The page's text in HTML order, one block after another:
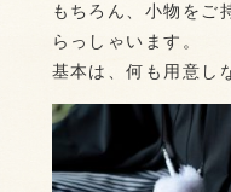
もちろん、小物をご
らっしゃいます。
基本は、何も用意し